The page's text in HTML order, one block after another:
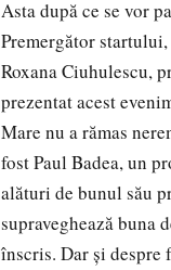
Asta după ce se vor
Premergător
Roxana Ciuhulescu,
prezentat acest
Mare nu a rămas
fost Paul Badea, un
alături de bunul său
supraveghează buna
înscris. Dar şi despre